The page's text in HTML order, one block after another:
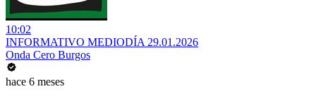
10:02
INFORMATIVO MEDIODÍA 29.01.2026
Onda Cero Burgos
hace 6 meses